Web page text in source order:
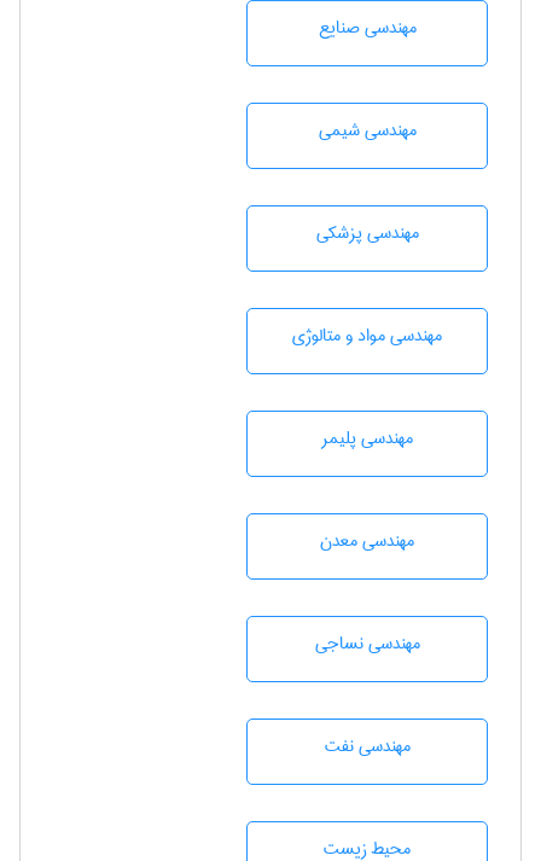
مهندسی صنايع
مهندسي شيمی
مهندسی پزشکی
مهندسی مواد و متالوژی
مهندسی پليمر
مهندسی معدن
مهندسي نساجی
مهندسی نفت
محيط زيست